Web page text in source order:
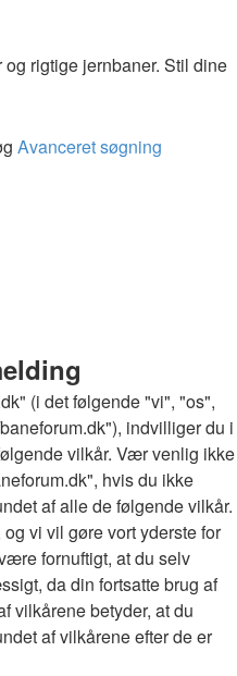
rigtige jernbaner. Stil dine
Avanceret søgning
(i det følgende "vi", "os",
indvilliger du i
vilkår. Vær venlig ikke
hvis du ikke
af alle de følgende vilkår.
vi vil gøre vort yderste for
fornuftigt, at du selv
da din fortsatte brug af
vilkårene betyder, at du
af vilkårene efter de er